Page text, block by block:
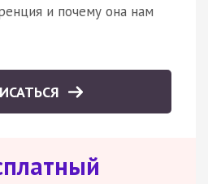
и почему она нам